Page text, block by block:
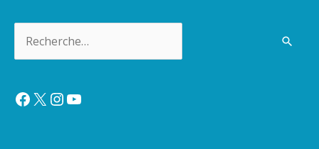
Facebook
X Instagram
YouTube